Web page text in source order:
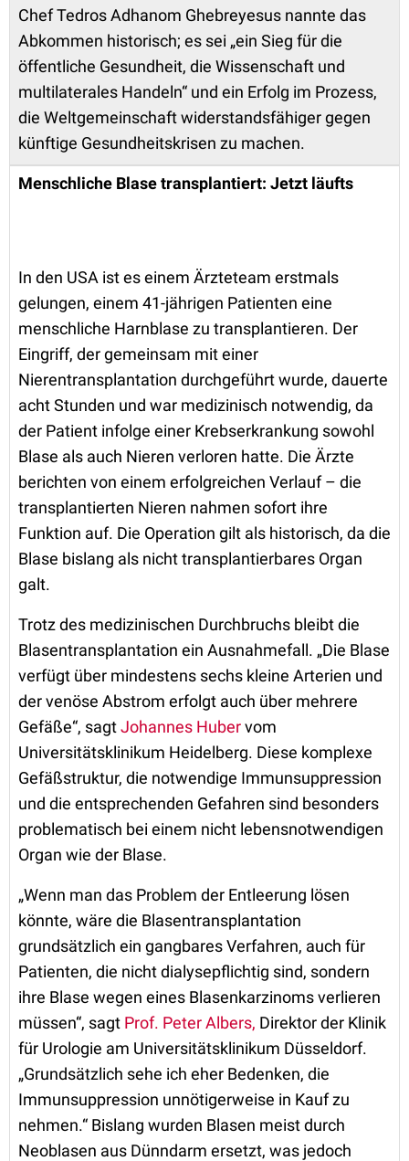
Chef Tedros Adhanom Ghebreyesus nannte das
Abkommen historisch; es sei „ein Sieg für die
öffentliche Gesundheit, die Wissenschaft und
multilaterales Handeln“ und ein Erfolg im Prozess,
die Weltgemeinschaft widerstandsfähiger gegen
künftige Gesundheitskrisen zu machen.
Menschliche Blase transplantiert: Jetzt läufts
In den USA ist es einem Ärzteteam erstmals
gelungen, einem 41-jährigen Patienten eine
menschliche Harnblase zu transplantieren. Der
Eingriff, der gemeinsam mit einer
Nierentransplantation durchgeführt wurde, dauerte
acht Stunden und war medizinisch notwendig, da
der Patient infolge einer Krebserkrankung sowohl
Blase als auch Nieren verloren hatte. Die Ärzte
berichten von einem erfolgreichen Verlauf – die
transplantierten Nieren nahmen sofort ihre
Funktion auf. Die Operation gilt als historisch, da die
Blase bislang als nicht transplantierbares Organ
galt.
Trotz des medizinischen Durchbruchs bleibt die
Blasentransplantation ein Ausnahmefall. „Die Blase
verfügt über mindestens sechs kleine Arterien und
der venöse Abstrom erfolgt auch über mehrere
Gefäße“, sagtJohannes Hubervom
Universitätsklinikum Heidelberg. Diese komplexe
Gefäßstruktur, die notwendige Immunsuppression
und die entsprechenden Gefahren sind besonders
problematisch bei einem nicht lebensnotwendigen
Organ wie der Blase.
„Wenn man das Problem der Entleerung lösen
könnte, wäre die Blasentransplantation
grundsätzlich ein gangbares Verfahren, auch für
Patienten, die nicht dialysepflichtig sind, sondern
ihre Blase wegen eines Blasenkarzinoms verlieren
müssen“, sagt Prof. Peter Albers, Direktor der Klinik
für Urologie am Universitätsklinikum Düsseldorf.
„Grundsätzlich sehe ich eher Bedenken, die
Immunsuppression unnötigerweise in Kauf zu
nehmen.“ Bislang wurden Blasen meist durch
Neoblasen aus Dünndarm ersetzt, was jedoch